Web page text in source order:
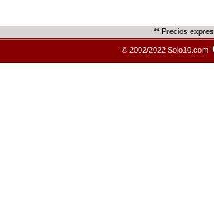
** Precios
© 2002/2022 Solo10.com